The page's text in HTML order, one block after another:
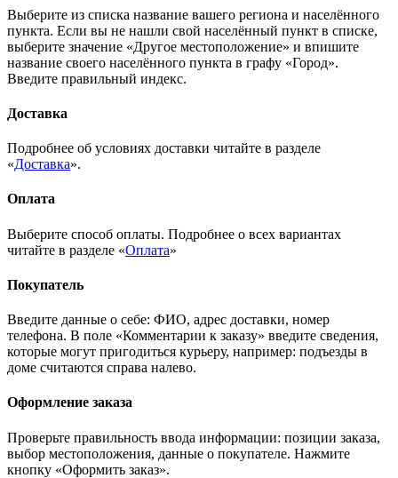
Выберите из списка название вашего региона и населённого
пункта. Если вы не нашли свой населённый пункт в списке,
выберите значение «Другое местоположение» и впишите
название своего населённого пункта в графу «Город».
Введите правильный индекс.
Доставка
Подробнее об условиях доставки читайте в разделе
«Доставка».
Оплата
Выберите способ оплаты. Подробнее о всех вариантах
читайте в разделе «Оплата»
Покупатель
Введите данные о себе: ФИО, адрес доставки, номер
телефона. В поле «Комментарии к заказу» введите сведения,
которые могут пригодиться курьеру, например: подъезды в
доме считаются справа налево.
Оформление заказа
Проверьте правильность ввода информации: позиции заказа,
выбор местоположения, данные о покупателе. Нажмите
кнопку «Оформить заказ».